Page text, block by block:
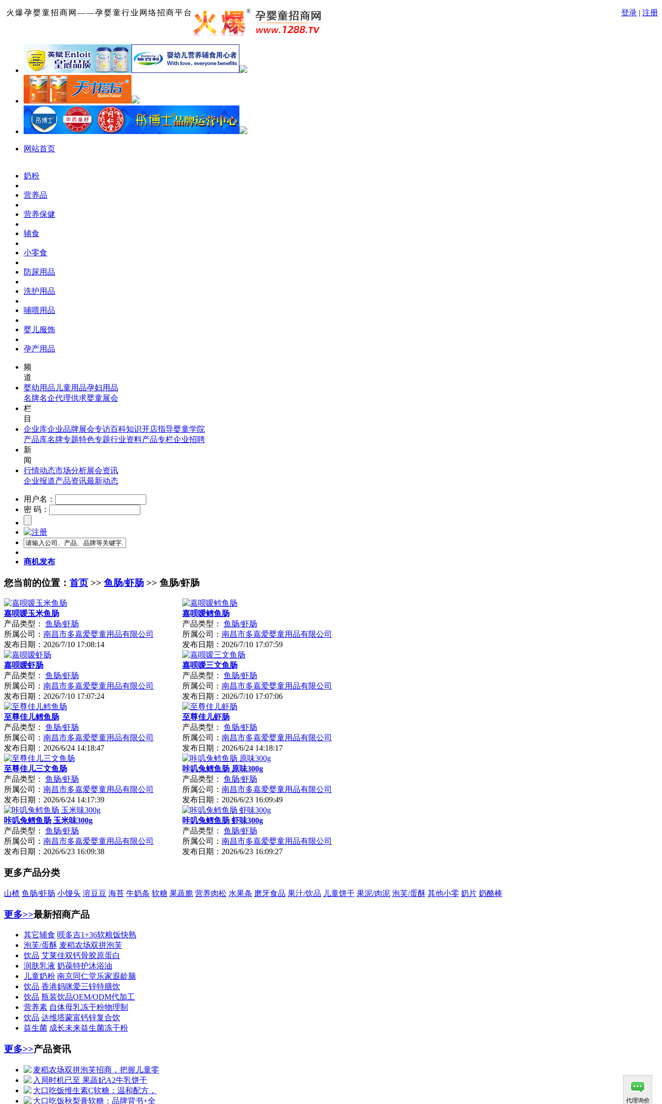
火爆孕婴童招商网——孕婴童行业网络招商平台 登录 | 注册
网站首页
奶粉
营养品
营养保健
辅食
小零食
防尿用品
洗护用品
哺喂用品
婴儿服饰
孕产用品
频
道
婴幼用品 儿童用品孕妇用品
名牌名企代理供求婴童展会
栏
目
企业库企业品牌展会专访百科知识开店指导婴童学院
产品库名牌专题特色专题行业资料产品专栏企业招聘
新
闻
行情动态市场分析展会资讯
企业报道产品资讯最新动态
用户名：
密 码：
商机发布
您当前的位置： 首页 >> 鱼肠/虾肠 >> 鱼肠/虾肠
嘉呗嗳玉米鱼肠
产品类型：
鱼肠/虾肠
所属公司： 南昌市多嘉爱婴童用品有限公司
发布日期： 2026/7/10 17:08:14
嘉呗嗳鳕鱼肠
产品类型：
鱼肠/虾肠
所属公司： 南昌市多嘉爱婴童用品有限公司
发布日期： 2026/7/10 17:07:59
嘉呗嗳虾肠
产品类型：
鱼肠/虾肠
所属公司： 南昌市多嘉爱婴童用品有限公司
发布日期： 2026/7/10 17:07:24
嘉呗嗳三文鱼肠
产品类型：
鱼肠/虾肠
所属公司： 南昌市多嘉爱婴童用品有限公司
发布日期： 2026/7/10 17:07:06
至尊佳儿鳕鱼肠
产品类型：
鱼肠/虾肠
所属公司： 南昌市多嘉爱婴童用品有限公司
发布日期： 2026/6/24 14:18:47
至尊佳儿虾肠
产品类型：
鱼肠/虾肠
所属公司： 南昌市多嘉爱婴童用品有限公司
发布日期： 2026/6/24 14:18:17
至尊佳儿三文鱼肠
产品类型：
鱼肠/虾肠
所属公司： 南昌市多嘉爱婴童用品有限公司
发布日期： 2026/6/24 14:17:39
咔叽兔鳕鱼肠 原味300g
产品类型：
鱼肠/虾肠
所属公司： 南昌市多嘉爱婴童用品有限公司
发布日期： 2026/6/23 16:09:49
咔叽兔鳕鱼肠 玉米味300g
产品类型：
鱼肠/虾肠
所属公司： 南昌市多嘉爱婴童用品有限公司
发布日期： 2026/6/23 16:09:38
咔叽兔鳕鱼肠 虾味300g
产品类型：
鱼肠/虾肠
所属公司： 南昌市多嘉爱婴童用品有限公司
发布日期： 2026/6/23 16:09:27
更多产品分类
山楂 鱼肠/虾肠 小馒头 溶豆豆 海苔 牛奶条 软糖 果蔬脆 营养肉松 水果条 磨牙食品 果汁/饮品 儿童饼干 果泥/肉泥 泡芙/蛋酥 其他小零 奶片 奶酪棒
更多>>最新招商产品
其它辅食 呗多吉1+36软粮饭快熟
泡芙/蛋酥 麦稻农场双拼泡芙
饮品 艾莱佳双钙骨胶原蛋白
润肤乳液 奶葆特护沐浴油
儿童奶粉 南京同仁堂乐家遐龄脑
饮品 香港妈咪爱三锌特膳饮
饮品 瓶装饮品OEM/ODM代加工
营养素 自体母乳冻干粉物理制
饮品 达维塔蒙富钙锌复合饮
益生菌 成长未来益生菌冻干粉
更多>>产品资讯
麦稻农场双拼泡芙招商，把握儿童零
入局时机已至 果蔬妃A2牛乳饼干
大口吃饭维生素C软糖：温和配方，
大口吃饭秋梨膏软糖：品牌背书+全
代理询价